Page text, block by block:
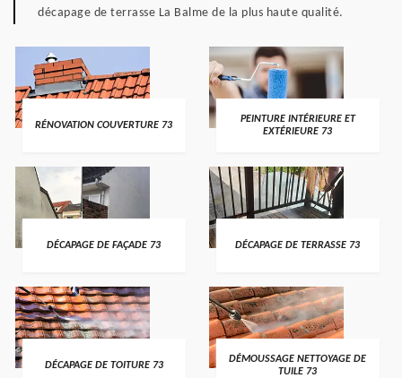
décapage de terrasse La Balme de la plus haute qualité.
RÉNOVATION COUVERTURE 73
PEINTURE INTÉRIEURE ET
EXTÉRIEURE 73
DÉCAPAGE DE FAÇADE 73 DÉCAPAGE DE TERRASSE 73
DÉCAPAGE DE TOITURE 73
DÉMOUSSAGE NETTOYAGE DE
TUILE 73